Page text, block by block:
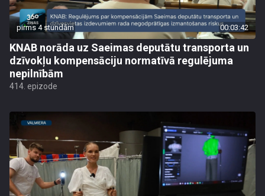
pirms 4 stundām 00:03:42
KNAB norāda uz Saeimas deputātu transporta un
dzīvokļu kompensāciju normatīvā regulējuma
nepilnībām
414. epizode